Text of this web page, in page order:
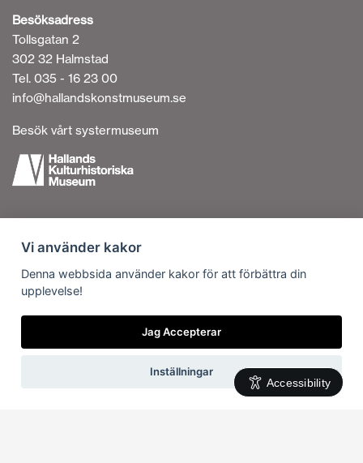
Besöksadress
Tollsgatan 2
302 32 Halmstad
Tel. 035 - 16 23 00
info@hallandskonstmuseum.se
Besök vårt systermuseum
Personuppgiftshantering
Om cookies
Kontakta oss
Vi är en del av
Accessibility
Vi använder kakor
Denna webbsida använder kakor för att förbättra din
upplevelse!
Jag Accepterar
Inställningar